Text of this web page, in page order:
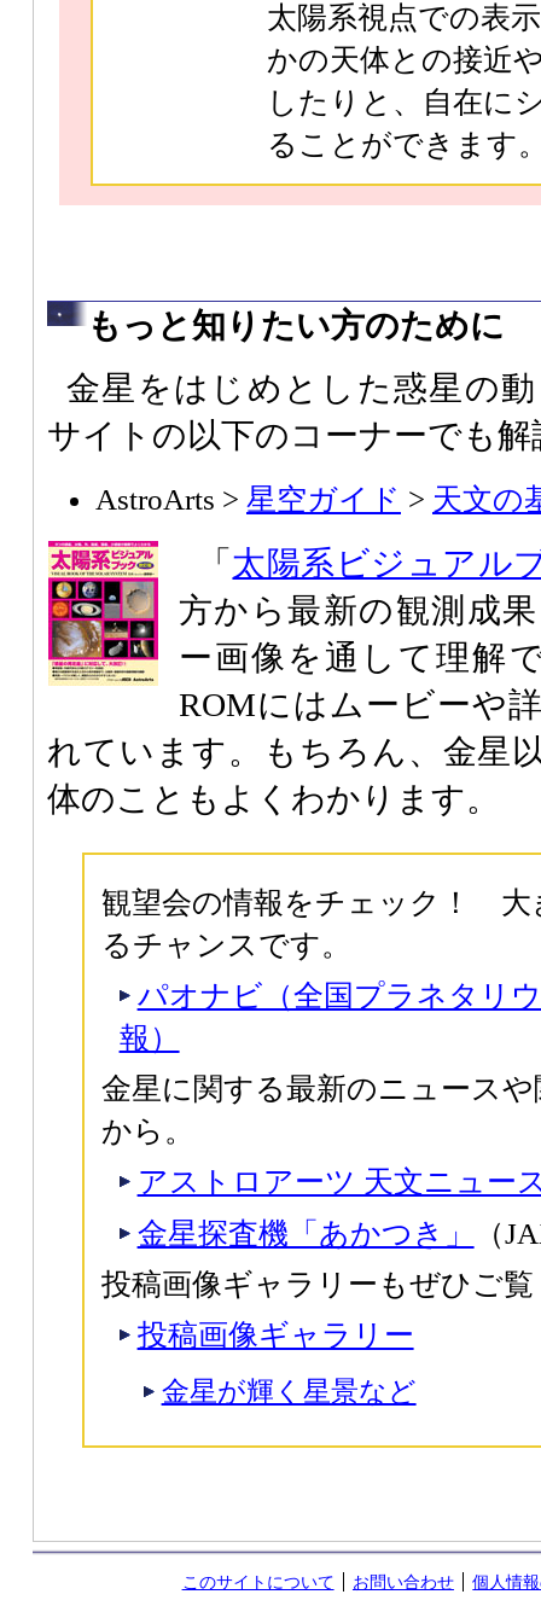
太陽系視点での表
かの天体との接近
したりと、自在に
ることができます
もっと知りたい方のために
金星をはじめとした惑星の
サイトの以下のコーナーでも
AstroArts > 星空ガイド > 天文の
「 太陽系ビジュアル
方から最新の観測成
ー画像を通して理解
ROMにはムービーや
れています。もちろん、金星
体のこともよくわかります。
観望会の情報をチェック！ 大
るチャンスです。
パオナビ（全国プラネタリ
報）
金星に関する最新のニュース
から。
アストロアーツ 天文ニュー
金星探査機「あかつき」
（
投稿画像ギャラリーもぜひご
投稿画像ギャラリー
金星が輝く星景など
このサイトについて お問い合わせ
個人情